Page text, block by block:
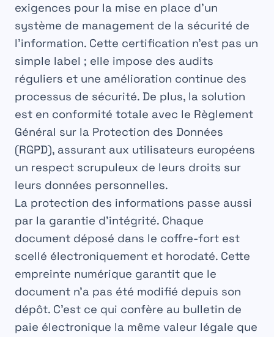
exigences pour la mise en place d’un
système de management de la sécurité de
l’information. Cette certification n’est pas un
simple label ; elle impose des audits
réguliers et une amélioration continue des
processus de sécurité. De plus, la solution
est en conformité totale avec le Règlement
Général sur la Protection des Données
(RGPD), assurant aux utilisateurs européens
un respect scrupuleux de leurs droits sur
leurs données personnelles.
La protection des informations passe aussi
par la garantie d’intégrité. Chaque
document déposé dans le coffre-fort est
scellé électroniquement et horodaté. Cette
empreinte numérique garantit que le
document n’a pas été modifié depuis son
dépôt. C’est ce qui confère au bulletin de
paie électronique la même valeur légale que